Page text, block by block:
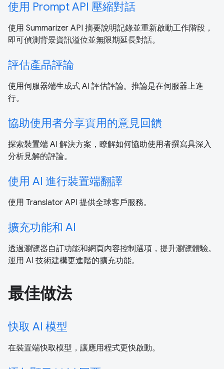
使用 Prompt API 壓縮對話
使用 Summarizer API 摘要說明記錄並重新啟動工作階段，
即可偵測背景資訊溢位並無限期延長對話。
評估產品評論
使用伺服器端生成式 AI 評估評論。推論是在伺服器上進
行。
協助使用者分享實用的意見回饋
探索裝置端 AI 解決方案，瞭解如何協助使用者撰寫具深入
分析見解的評論。
使用 AI 進行裝置端翻譯
使用 Translator API 提供全球客戶服務。
擴充功能和 AI
透過瀏覽器自訂功能和網頁內容控制選項，提升瀏覽體驗。
運用 AI 技術建構更進階的擴充功能。
最佳做法
快取 AI 模型
在裝置端快取模型，讓應用程式更快啟動。